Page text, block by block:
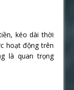
kéo dài thời
hoạt động trên
là quan trọng